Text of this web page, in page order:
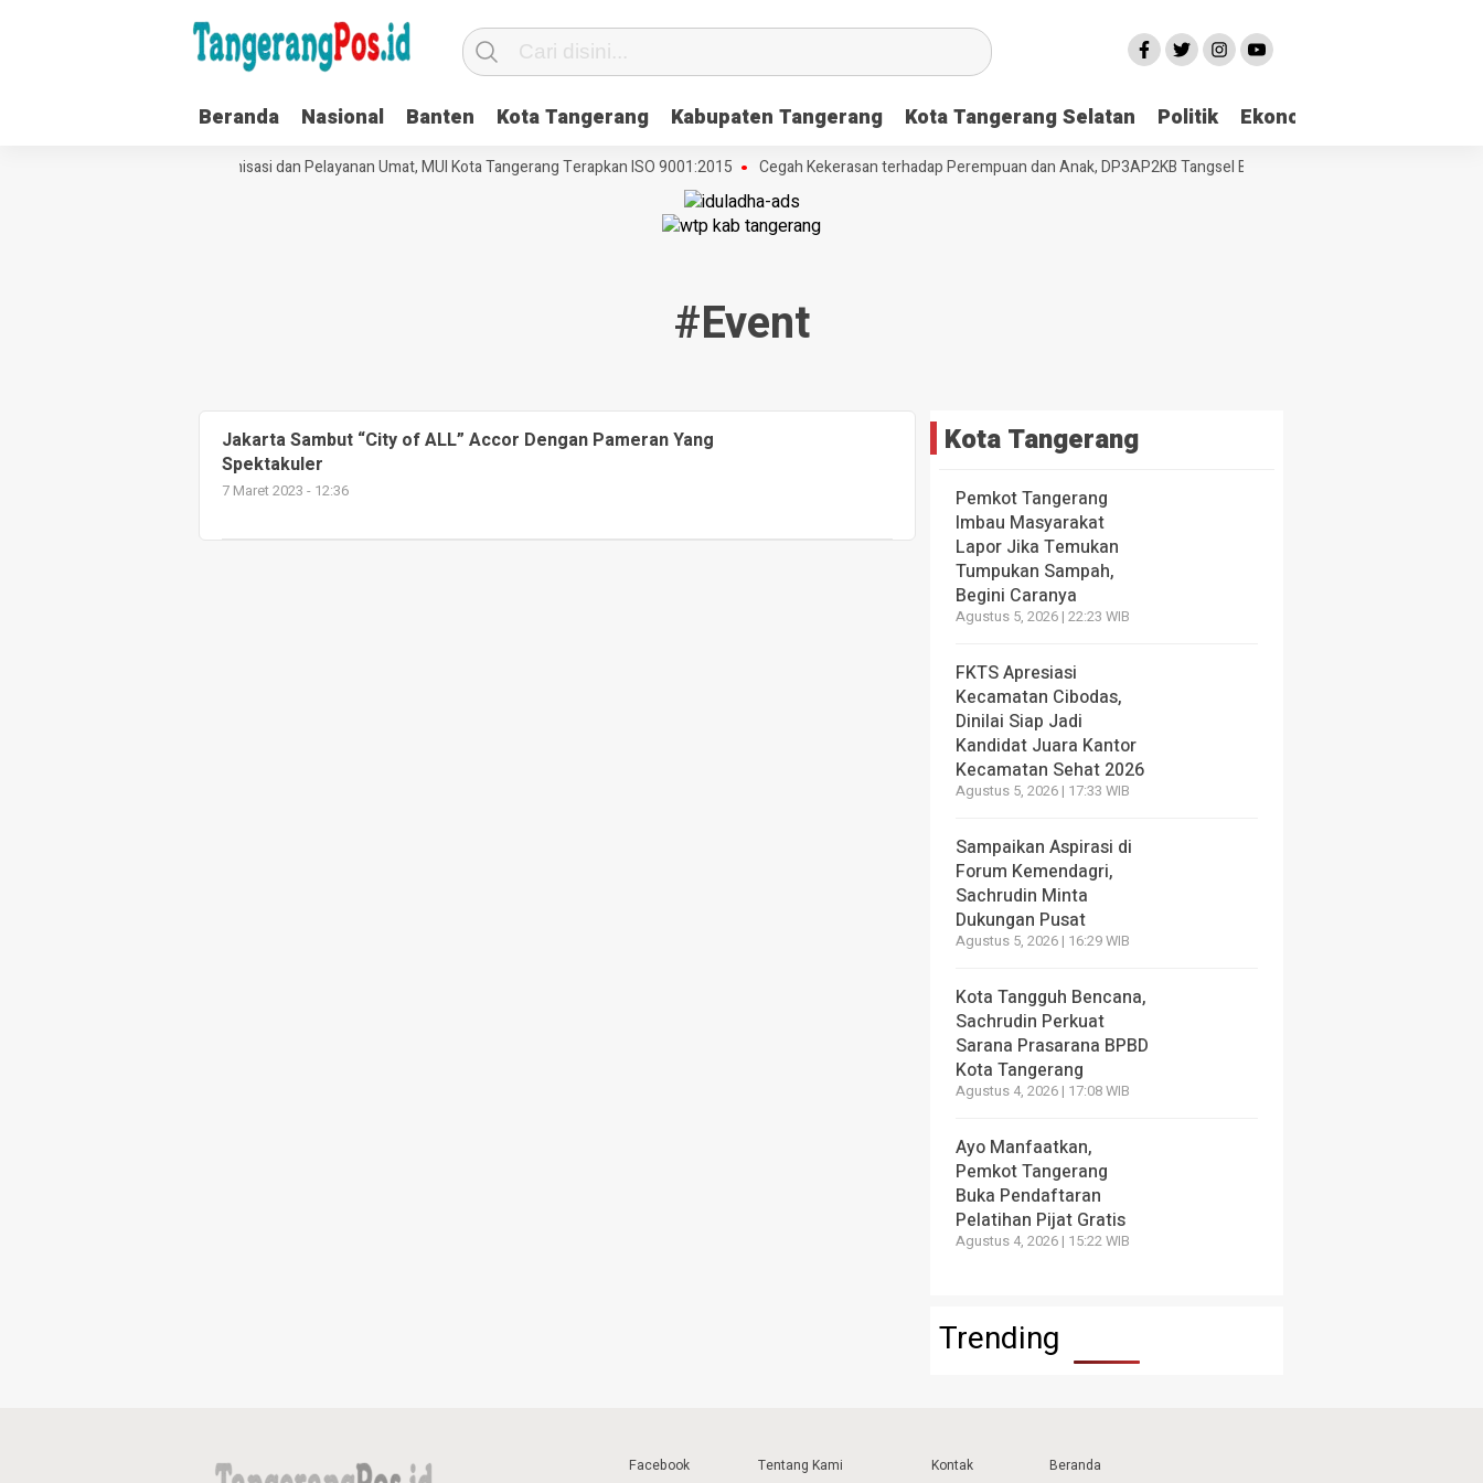
Beranda Nasional Banten Kota Tangerang Kabupaten Tangerang Kota Tangerang Selatan Politik Ekonomi
Perkuat Tata Kelola Organisasi dan Pelayanan Umat, MUI Kota Tangerang Terapkan ISO 9001:2015 Cegah Kekerasan terhadap Perempuan dan Anak, DP3AP2KB Tangsel Bekali Masyarakat Manajemen Stres
#event
Jakarta Sambut “City of ALL” Accor Dengan Pameran Yang
Spektakuler
7 Maret 2023 - 12:36
Kota Tangerang
Pemkot Tangerang
Imbau Masyarakat
Lapor Jika Temukan
Tumpukan Sampah,
Begini Caranya
Agustus 5, 2026 | 22:23 WIB
FKTS Apresiasi
Kecamatan Cibodas,
Dinilai Siap Jadi
Kandidat Juara Kantor
Kecamatan Sehat 2026
Agustus 5, 2026 | 17:33 WIB
Sampaikan Aspirasi di
Forum Kemendagri,
Sachrudin Minta
Dukungan Pusat
Agustus 5, 2026 | 16:29 WIB
Kota Tangguh Bencana,
Sachrudin Perkuat
Sarana Prasarana BPBD
Kota Tangerang
Agustus 4, 2026 | 17:08 WIB
Ayo Manfaatkan,
Pemkot Tangerang
Buka Pendaftaran
Pelatihan Pijat Gratis
Agustus 4, 2026 | 15:22 WIB
Trending
Facebook
Tentang Kami
Kontak
Beranda